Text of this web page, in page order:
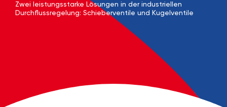
Zwei leistungsstarke Lösungen in der industriellen
Durchflussregelung: Schieberventile und Kugelventile